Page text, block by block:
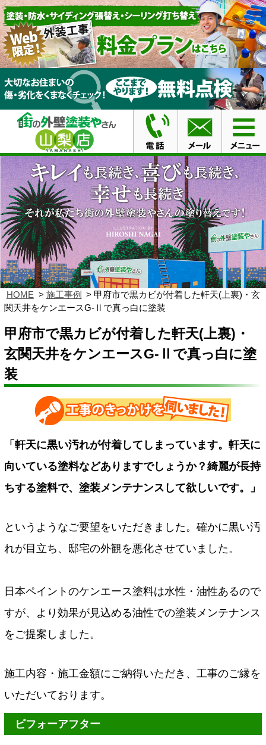
HOME 施工事例
甲府市で黒カビが付着した軒天(上裏)・玄
関天井をケンエースG-Ⅱで真っ白に塗装
甲府市で黒カビが付着した軒天(上裏)・
玄関天井をケンエースG-Ⅱで真っ白に塗
装
「軒天に黒い汚れが付着してしまっています。軒天に
向いている塗料などありますでしょうか？綺麗が長持
ちする塗料で、塗装メンテナンスして欲しいです。」
というようなご要望をいただきました。確かに黒い汚
れが目立ち、邸宅の外観を悪化させていました。
日本ペイントのケンエース塗料は水性・油性あるので
すが、より効果が見込める油性での塗装メンテナンス
をご提案しました。
施工内容・施工金額にご納得いただき、工事のご縁を
いただいております。
ビフォーアフター